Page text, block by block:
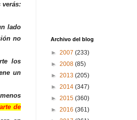
verás:
lado
no
los
un
de
Archivo del blog
► 2007 (233)
► 2008 (85)
► 2013 (205)
► 2014 (347)
► 2015 (360)
► 2016 (361)